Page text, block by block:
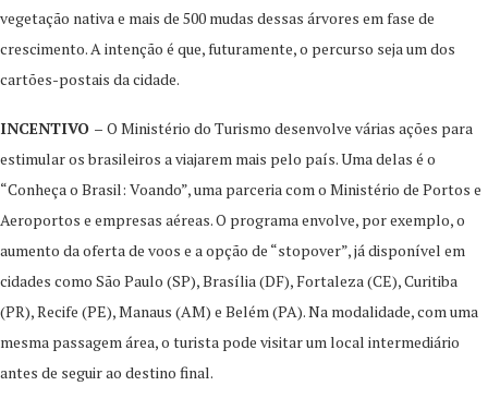
vegetação nativa e mais de 500 mudas dessas árvores em fase de
crescimento. A intenção é que, futuramente, o percurso seja um dos
cartões-postais da cidade.
INCENTIVO – O Ministério do Turismo desenvolve várias ações para
estimular os brasileiros a viajarem mais pelo país. Uma delas é o
“Conheça o Brasil: Voando”, uma parceria com o Ministério de Portos e
Aeroportos e empresas aéreas. O programa envolve, por exemplo, o
aumento da oferta de voos e a opção de “stopover”, já disponível em
cidades como São Paulo (SP), Brasília (DF), Fortaleza (CE), Curitiba
(PR), Recife (PE), Manaus (AM) e Belém (PA). Na modalidade, com uma
mesma passagem área, o turista pode visitar um local intermediário
antes de seguir ao destino final.